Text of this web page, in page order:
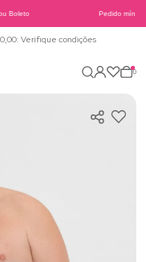
Boleto Pedido mínimo
Verifique condições
0